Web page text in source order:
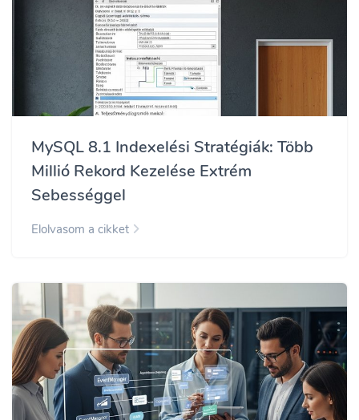
MySQL 8.1 Indexelési Stratégiák: Több
Millió Rekord Kezelése Extrém
Sebességgel
Elolvasom a cikket